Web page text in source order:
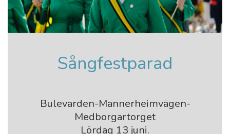
Sångfestparad
Bulevarden-Mannerheimvägen-
Medborgartorget
Lördag 13 juni.